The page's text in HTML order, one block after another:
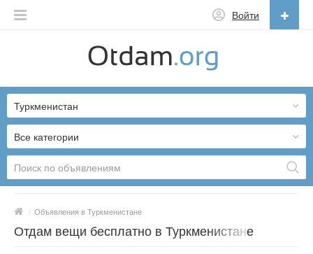
Войти
English
Русский
Українська
Все категории
Туркменистан
/ Объявления в Туркменистане
Отдам вещи бесплатно в Туркменистане